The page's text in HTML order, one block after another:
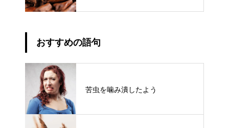
おすすめの語句
苦虫を噛み潰したよう